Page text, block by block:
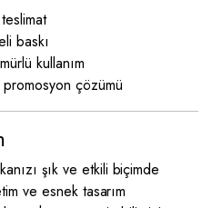
baskı
kullanım
çözümü
şık ve etkili biçimde
ve esnek tasarım